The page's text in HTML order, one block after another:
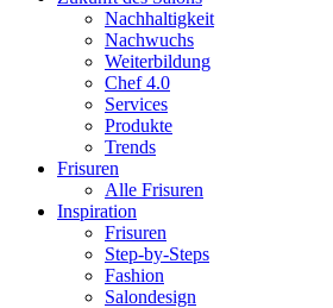
Nachhaltigkeit
Nachwuchs
Weiterbildung
Chef 4.0
Services
Produkte
Trends
Frisuren
Alle Frisuren
Inspiration
Frisuren
Step-by-Steps
Fashion
Salondesign